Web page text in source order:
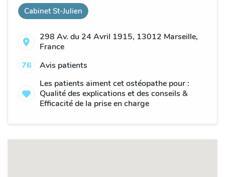
Cabinet St-Julien
298 Av. du 24 Avril 1915, 13012 Marseille,
France
76
Avis patients
Les patients aiment cet ostéopathe pour :
Qualité des explications et des conseils &
Efficacité de la prise en charge